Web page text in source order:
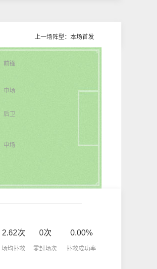
上一场阵型：本场首发
前锋
中场
后卫
中场
2.62次
场均扑救
0次
零封场次
0.00%
扑救成功率